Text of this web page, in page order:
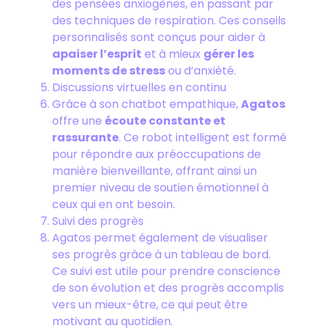
des pensées anxiogènes, en passant par
des techniques de respiration. Ces conseils
personnalisés sont conçus pour aider à
apaiser l’esprit et à mieux gérer les
moments de stressou d’anxiété.
Discussions virtuelles en continu
Grâce à son chatbot empathique,Agatos
offre une écoute constante et
rassurante. Ce robot intelligent est formé
pour répondre aux préoccupations de
manière bienveillante, offrant ainsi un
premier niveau de soutien émotionnel à
ceux qui en ont besoin.
Suivi des progrès
Agatos permet également de visualiser
ses progrès grâce à un tableau de bord.
Ce suivi est utile pour prendre conscience
de son évolution et des progrès accomplis
vers un mieux-être, ce qui peut être
motivant au quotidien.